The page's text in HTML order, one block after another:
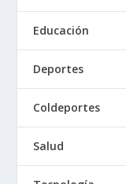
Educación
Deportes
Coldeportes
Salud